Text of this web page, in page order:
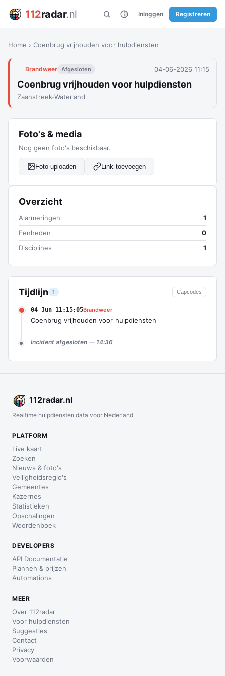
112radar.nl Inloggen Registreren
Home › Coenbrug vrijhouden voor hulpdiensten
Brandweer Afgesloten 04-06-2026 11:15
Coenbrug vrijhouden voor hulpdiensten
Zaanstreek-Waterland
Tijdlijn 1 Capcodes
04 Jun 11:15:05Brandweer
Coenbrug vrijhouden voor hulpdiensten
Incident afgesloten — 14:36
Foto's & media
Nog geen foto's beschikbaar.
Foto uploaden Link toevoegen
Overzicht
Alarmeringen
1
Eenheden
0
Disciplines
1
112radar.nl
Realtime hulpdiensten data voor Nederland
PLATFORM
Live kaart
Zoeken
Nieuws & foto's
Veiligheidsregio's
Gemeentes
Kazernes
Statistieken
Opschalingen
Woordenboek
DEVELOPERS
API Documentatie
Plannen & prijzen
Automations
MEER
Over 112radar
Voor hulpdiensten
Suggesties
Contact
Privacy
Voorwaarden